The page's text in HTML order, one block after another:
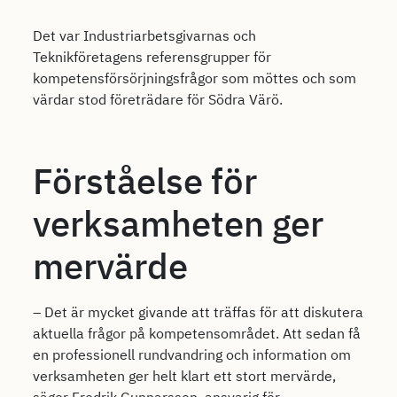
Det var Industriarbetsgivarnas och
Teknikföretagens referensgrupper för
kompetensförsörjningsfrågor som möttes och som
värdar stod företrädare för Södra Värö.
Förståelse för
verksamheten ger
mervärde
– Det är mycket givande att träffas för att diskutera
aktuella frågor på kompetensområdet. Att sedan få
en professionell rundvandring och information om
verksamheten ger helt klart ett stort mervärde,